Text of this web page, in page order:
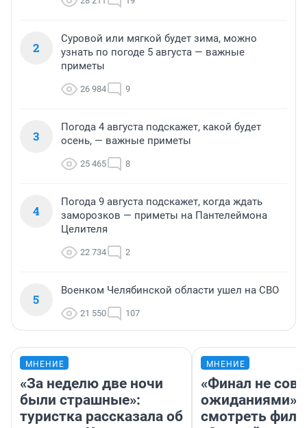
2
Суровой или мягкой будет зима, можно
узнать по погоде 5 августа — важные
приметы
26 984 9
3
Погода 4 августа подскажет, какой будет
осень, — важные приметы
25 465 8
4
Погода 9 августа подскажет, когда ждать
заморозков — приметы на Пантелеймона
Целителя
22 734 2
5
Военком Челябинской области ушел на СВО
21 550 107
МНЕНИЕ
«За неделю две ночи
были страшные»:
туристка рассказала об
МНЕНИЕ
«Финал не
ожиданиями»:
смотреть